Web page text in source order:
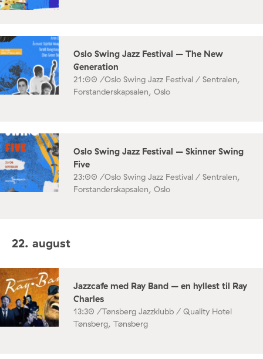
Oslo Swing Jazz Festival – The New
Generation
21:00 /Oslo Swing Jazz Festival / Sentralen,
Forstanderskapsalen, Oslo
Oslo Swing Jazz Festival – Skinner Swing
Five
23:00 /Oslo Swing Jazz Festival / Sentralen,
Forstanderskapsalen, Oslo
22. august
Jazzcafe med Ray Band – en hyllest til Ray
Charles
13:30 /Tønsberg Jazzklubb / Quality Hotel
Tønsberg, Tønsberg